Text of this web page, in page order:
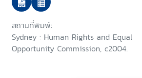
สถานที่พิมพ์:
Sydney : Human Rights and Equal
Opportunity Commission, c2004.